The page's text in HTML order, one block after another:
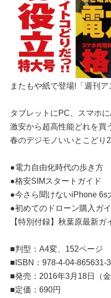
またもや紙で登場!「週刊
タブレットにPC、スマホ
激安から超高性能どれを買
春のデジモノいいとこどり
●電力自由化時代の歩き方
●格安SIMスタートガイド
●今さら聞けないiPhone 6s
●初めてのドローン購入ガ
【特別付録】秋葉原最新ガ
■判型：A4変、152ページ
■ISBN：978-4-04-865631-3
■発売：2016年3月18日（金
■定価：690円